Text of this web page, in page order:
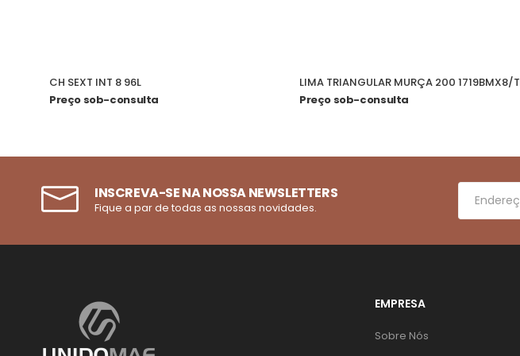
CH SEXT INT 8 96L
Preço sob-consulta
LIMA TRIANGULAR MURÇA 200 1719BMX8/T
Preço sob-consulta
INSCREVA-SE NA NOSSA NEWSLETTERS
Fique a par de todas as nossas novidades.
EMPRESA
Sobre Nós